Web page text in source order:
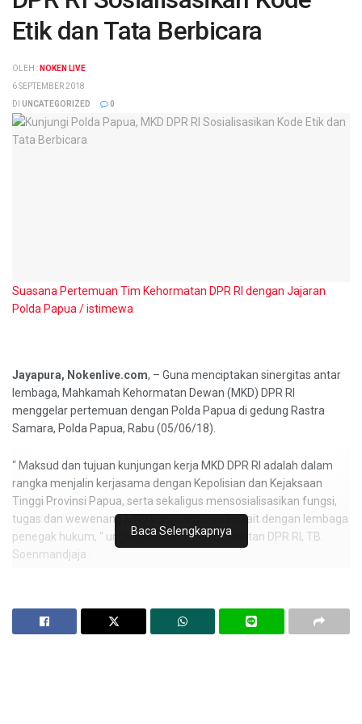
Etik dan Tata Berbicara
OLEH : NOKEN LIVE
6 SEPTEMBER 2018
DI
UNCATEGORIZED 0
Suasana Pertemuan Tim Kehormatan DPR RI dengan Jajaran
Polda Papua / istimewa
Jayapura, Nokenlive.com, – Guna menciptakan sinergitas antar
lembaga, Mahkamah Kehormatan Dewan (MKD) DPR RI
menggelar pertemuan dengan Polda Papua di gedung Rastra
Samara, Polda Papua, Rabu (05/06/18).
“ Maksud dan tujuan kunjungan kerja MKD DPR RI adalah dalam
rangka menjalin kerjasama dengan Kepolisian dan Kejaksaan
Tinggi Provinsi Papua, serta sekaligus mensosialisasikan fungsi,
tugas dan wewenang MKD yang tentunya terkait dengan lembaga
penegak hukum, “ ungkap Ketua Tim Kehormatan DPR RI, TB.
Soenmandjaja .
kode etik DPR, MKD DPR RI selalu mencari dan mendapatkan
informasi terlebih dahulu sedini mungkin sebelum informasi
Baca Selengkapnya